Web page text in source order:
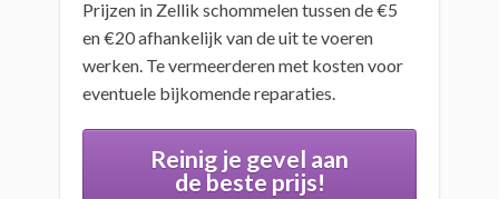
Prijzen in Zellik schommelen tussen de €5
en €20 afhankelijk van de uit te voeren
werken. Te vermeerderen met kosten voor
eventuele bijkomende reparaties.
Reinig je gevel aan
de beste prijs!